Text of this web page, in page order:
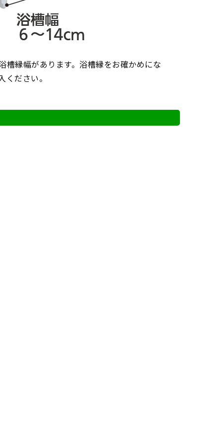
槽縁幅があります。浴槽縁をお確かめにな
ください。